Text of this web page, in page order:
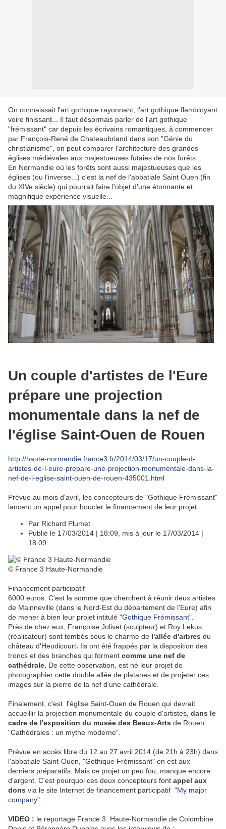
On connaissait l'art gothique rayonnant, l'art gothique flambloyant
voire finissant... Il faut désormais parler de l'art gothique
"frémissant" car depuis les écrivains romantiques, à commencer
par François-René de Chateaubriand dans son "Génie du
christianisme", on peut comparer l'architecture des grandes
églises médiévales aux majestueuses futaies de nos forêts...
En Normandie où les forêts sont aussi majestueuses que les
églises (ou l'inverse...) c'est la nef de l'abbatiale Saint Ouen (fin
du XIVe siècle) qui pourrait faire l'objet d'une étonnante et
magnifique expérience visuelle...
Un couple d'artistes de l'Eure
prépare une projection
monumentale dans la nef de
l'église Saint-Ouen de Rouen
http://haute-normandie.france3.fr/2014/03/17/un-couple-d-
artistes-de-l-eure-prepare-une-projection-monumentale-dans-la-
nef-de-l-eglise-saint-ouen-de-rouen-435001.html
Prévue au mois d'avril, les concepteurs de "Gothique Frémissant"
lancent un appel pour boucler le financement de leur projet
Par Richard Plumet
Publié le 17/03/2014 | 18:09, mis à jour le 17/03/2014 |
18:09
© France 3 Haute-Normandie
Financement participatif
6000 euros. C'est la somme que cherchent à réunir deux artistes
de Mainneville (dans le Nord-Est du département de l'Eure) afin
de mener à bien leur projet intitulé "Gothique Frémissant".
Près de chez eux, Françoise Jolivet (sculpteur) et Roy Lekus
(réalisateur) sont tombés sous le charme de l'allée d'arbres du
château d'Heudicourt. Ils ont été frappés par la disposition des
troncs et des branches qui forment comme une nef de
cathédrale. De cette observation, est né leur projet de
photographier cette double allée de platanes et de projeter ces
images sur la pierre de la nef d'une cathédrale.
Finalement, c'est l'église Saint-Ouen de Rouen qui devrait
accueillir la projection monumentale du couple d'artistes, dans le
cadre de l'exposition du musée des Beaux-Arts de Rouen
"Cathédrales : un mythe moderne".
Prévue en accès libre du 12 au 27 avril 2014 (de 21h à 23h) dans
l'abbatiale Saint-Ouen, "Gothique Frémissant" en est aux
derniers préparatifs. Mais ce projet un peu fou, manque encore
d'argent. C'est pourquoi ces deux concepteurs font appel aux
dons via le site Internet de financement participatif "My major
company".
VIDEO : le reportage France 3 Haute-Normandie de Colombine